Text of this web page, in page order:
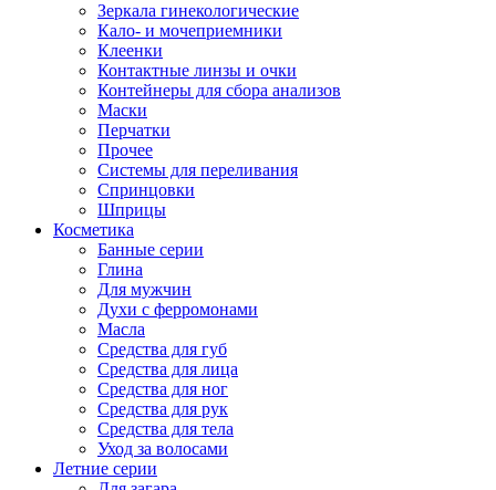
Зеркала гинекологические
Кало- и мочеприемники
Клеенки
Контактные линзы и очки
Контейнеры для сбора анализов
Маски
Перчатки
Прочее
Системы для переливания
Спринцовки
Шприцы
Косметика
Банные серии
Глина
Для мужчин
Духи с ферромонами
Масла
Средства для губ
Средства для лица
Средства для ног
Средства для рук
Средства для тела
Уход за волосами
Летние серии